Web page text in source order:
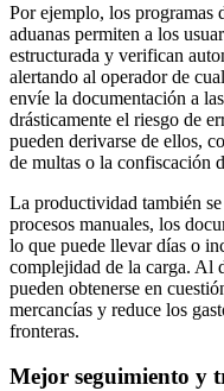
Por ejemplo, los programas
aduanas permiten a los
estructurada y verifican
alertando al operador de
envíe la documentación a
drásticamente el riesgo de
pueden derivarse de ellos,
de multas o la confiscación
La productividad también
procesos manuales, los
lo que puede llevar días o
complejidad de la carga. Al
pueden obtenerse en
mercancías y reduce los
fronteras.
Mejor seguimiento y